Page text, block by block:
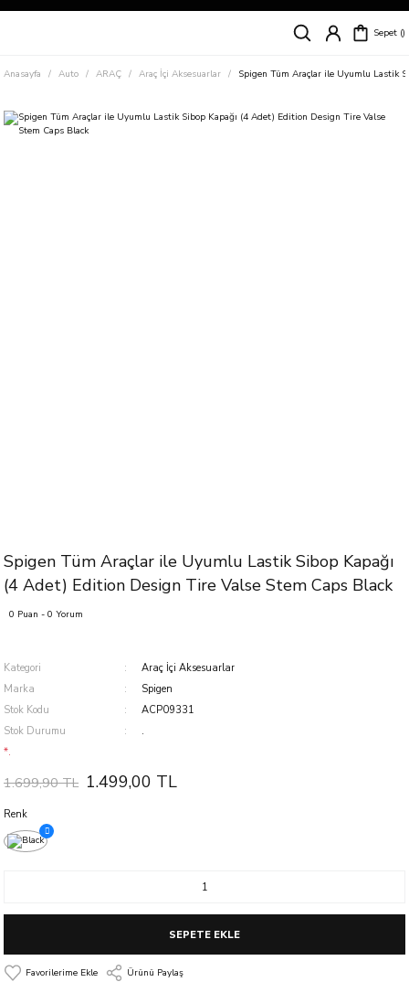
Siparişleriniz
Süper İndirimli Fiyatlar
Sepet
Anasayfa Auto ARAÇ Araç İçi Aksesuarlar Spigen Tüm Araçlar ile Uyumlu Lastik
Spigen Tüm Araçlar ile Uyumlu Lastik Sibop Kapağı
(4 Adet) Edition Design Tire Valse Stem Caps Black
0 Puan - 0 Yorum
Kategori
Araç İçi Aksesuarlar
Marka
Spigen
Stok Kodu
ACP09331
Stok Durumu
.
*.
1.699,90 TL 1.499,00 TL
Renk
SEPETE EKLE
Ürünü Paylaş